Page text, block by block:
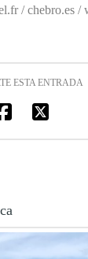
/ chebro.es /
ESTA ENTRADA